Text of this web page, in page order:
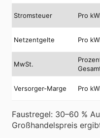
Stromsteuer Pro
Netzentgelte Pro
MwSt.
Versorger-Marge Pro
Faustregel: 30–60 %
Großhandelspreis